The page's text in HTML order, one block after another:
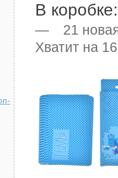
В коробке:
— 21 новая
Хватит на